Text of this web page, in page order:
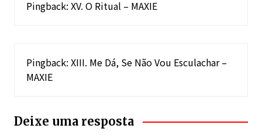
Pingback: XV. O Ritual – MAXIE
Pingback: XIII. Me Dá, Se Não Vou Esculachar –
MAXIE
Deixe uma resposta